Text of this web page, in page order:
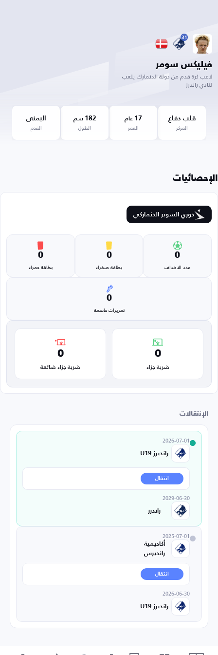
31
فيليكس سومر
لاعب كرة قدم من دولة الدنمارك يلعب
لنادي راندرز
قلب دفاع
المركز
17 عام
العمر
182 سم
الطول
اليمنى
القدم
الإحصائيات
دوري السوبر الدنماركي
0
عدد الاهداف
0
بطاقة صفراء
0
بطاقة حمراء
0
تمريرات حاسمة
0
ضربة جزاء
0
ضربة جزاء ضائعة
الإنتقالات
2026-07-01
رانديرز U19
انتقال
2029-06-30
راندرز
2025-07-01
أكاديمية
رانديرس
انتقال
2026-06-30
رانديرز U19